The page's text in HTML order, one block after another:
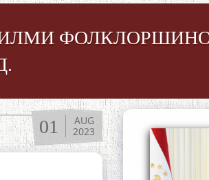
ИЛМИ
01
AUG
2023